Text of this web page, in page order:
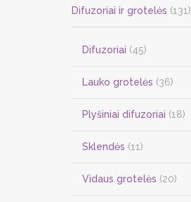
Difuzoriai ir grotelės (131)
Difuzoriai (45)
Lauko grotelės (36)
Plyšiniai difuzoriai (18)
Sklendės (11)
Vidaus grotelės (20)